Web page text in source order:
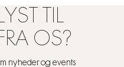
TIL
OS?
nyheder og events